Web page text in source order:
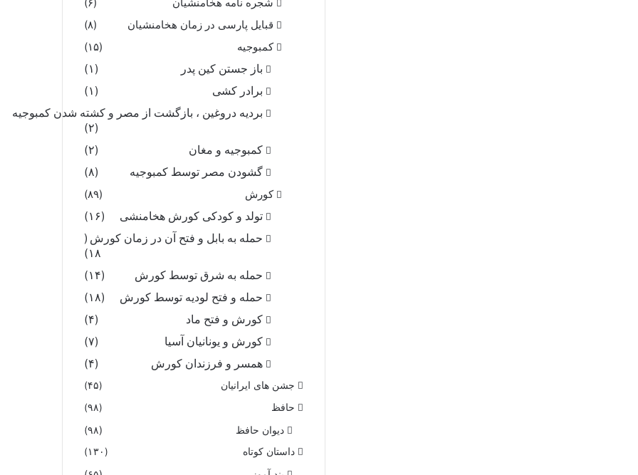
قبایل پارسی در زمان هخامنشیان
(۸)
کمبوجیه
(۱۵)
باز جستن کین پدر
(۱)
برادر کشی
(۱)
بردیه دروغین ، بازگشت از مصر و کشته شدن کمبوجیه
(۲)
کمبوجیه و مغان
(۲)
گشودن مصر توسط کمبوجیه
(۸)
کورش
(۸۹)
تولد و کودکی کورش هخامنشی
(۱۶)
حمله به بابل و فتح آن در زمان کورش (
۱۸)
حمله به شرق توسط کورش
(۱۴)
حمله و فتح لودیه توسط کورش
(۱۸)
کورش و فتح ماد
(۴)
کورش و یونانیان آسیا
(۷)
همسر و فرزندان کورش
(۴)
جشن های ایرانیان
(۴۵)
حافظ
(۹۸)
دیوان حافظ (۹۸)
داستان کوتاه (۱۳۰)